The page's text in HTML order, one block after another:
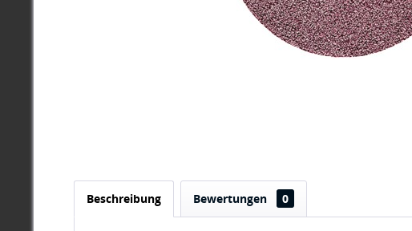
Beschreibung Bewertungen 0